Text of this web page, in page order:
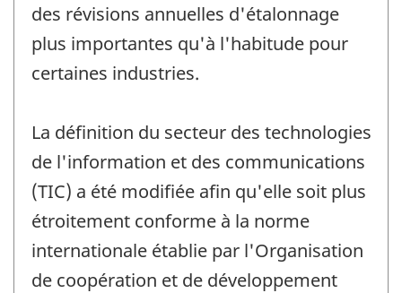
des révisions annuelles d'étalonnage
plus importantes qu'à l'habitude pour
certaines industries.
La définition du secteur des technologies
de l'information et des communications
(TIC) a été modifiée afin qu'elle soit plus
étroitement conforme à la norme
internationale établie par l'Organisation
de coopération et de développement